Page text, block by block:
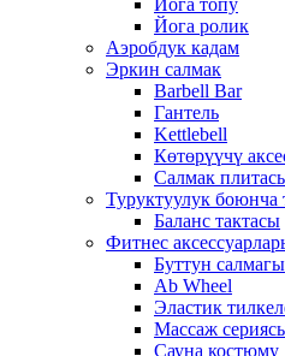
Йога топу
Йога ролик
Аэробдук кадам
Эркин салмак
Barbell Bar
Гантель
Kettlebell
Көтөрүүчү
Салмак
Туруктуулук боюнча
Баланс тактасы
Фитнес
Буттун салмагы
Ab Wheel
Эластик
Массаж
Сауна костюму